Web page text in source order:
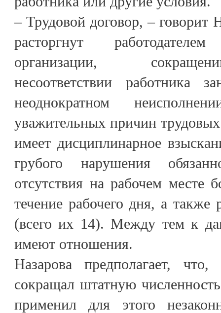
– Трудовой договор, – говорит
расторгнут
организации,
несоответствии работника
неоднократном
уважительных причин
имеет дисциплинарное
грубого нарушения
отсутствия на рабочем месте
течение рабочего дня, а также
(всего их 14). Между тем к
имеют отношения.
Назарова предполагает, что,
сокращал штатную
применил для этого